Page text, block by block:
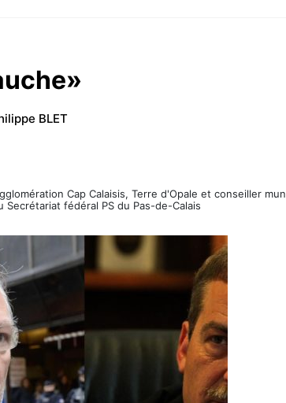
BLET
Cap Calaisis, Terre d'Opale et conseiller
fédéral PS du Pas-de-Calais